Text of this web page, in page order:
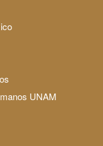
UNAM